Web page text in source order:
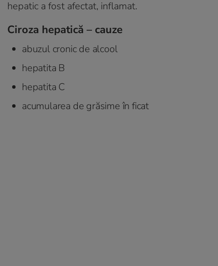
hepatic a fost afectat, inflamat.
Ciroza hepatică – cauze
abuzul cronic de alcool
hepatita B
hepatita C
acumularea de grăsime în ficat